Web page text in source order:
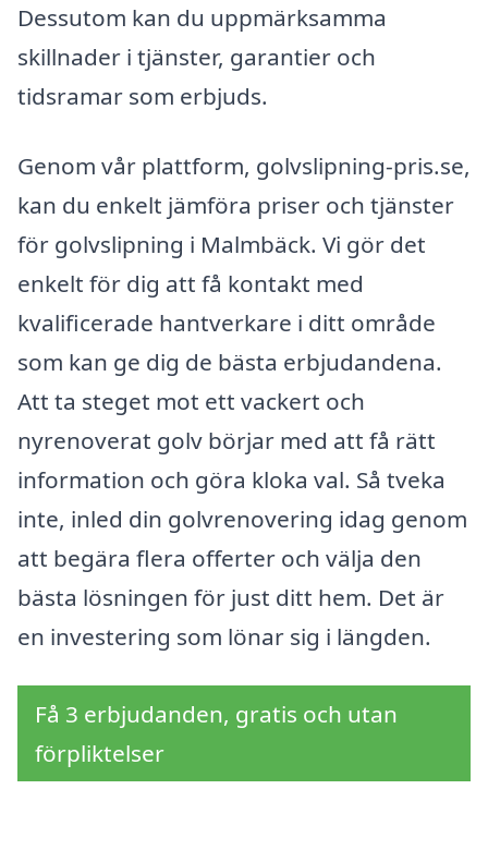
Dessutom kan du uppmärksamma
skillnader i tjänster, garantier och
tidsramar som erbjuds.
Genom vår plattform, golvslipning-pris.se,
kan du enkelt jämföra priser och tjänster
för golvslipning i Malmbäck. Vi gör det
enkelt för dig att få kontakt med
kvalificerade hantverkare i ditt område
som kan ge dig de bästa erbjudandena.
Att ta steget mot ett vackert och
nyrenoverat golv börjar med att få rätt
information och göra kloka val. Så tveka
inte, inled din golvrenovering idag genom
att begära flera offerter och välja den
bästa lösningen för just ditt hem. Det är
en investering som lönar sig i längden.
Få 3 erbjudanden, gratis och utan
förpliktelser